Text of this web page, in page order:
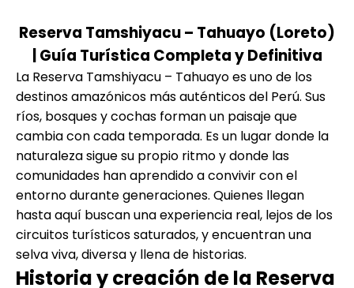
Reserva Tamshiyacu – Tahuayo (Loreto)
| Guía Turística Completa y Definitiva
La Reserva Tamshiyacu – Tahuayo es uno de los
destinos amazónicos más auténticos del Perú. Sus
ríos, bosques y cochas forman un paisaje que
cambia con cada temporada. Es un lugar donde la
naturaleza sigue su propio ritmo y donde las
comunidades han aprendido a convivir con el
entorno durante generaciones. Quienes llegan
hasta aquí buscan una experiencia real, lejos de los
circuitos turísticos saturados, y encuentran una
selva viva, diversa y llena de historias.
Historia y creación de la Reserva